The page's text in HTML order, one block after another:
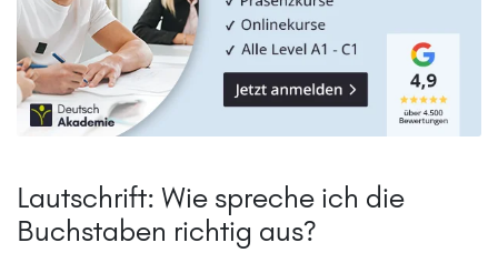
Lautschrift: Wie spreche ich die
Buchstaben richtig aus?